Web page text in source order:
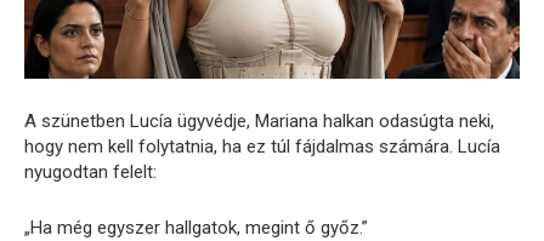
A szünetben Lucía ügyvédje, Mariana halkan odasúgta neki,
hogy nem kell folytatnia, ha ez túl fájdalmas számára. Lucía
nyugodtan felelt:
„Ha még egyszer hallgatok, megint ő győz.”